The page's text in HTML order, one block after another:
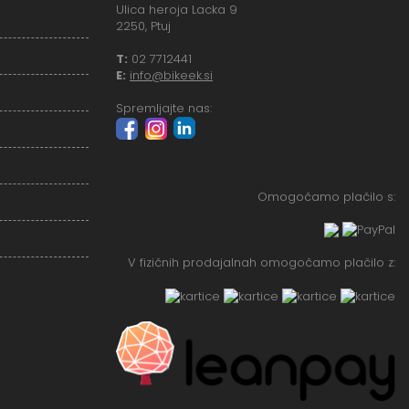
Ulica heroja Lacka 9
2250, Ptuj
T: 02 7712441
E: info@bikeek.si
Spremljajte nas:
Omogočamo plačilo s:
V fizičnih prodajalnah omogočamo plačilo z: